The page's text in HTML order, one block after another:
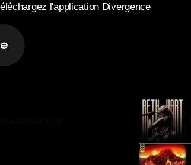
l'application Divergence